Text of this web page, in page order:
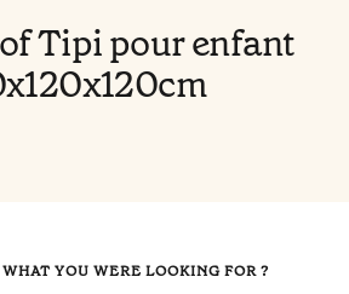
Tipi pour enfant
YOU WERE LOOKING FOR ?